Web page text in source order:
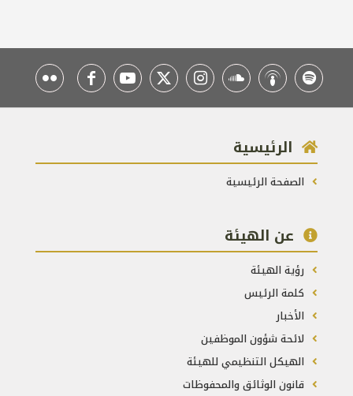
الرئيسية
الصفحة الرئيسية
عن الهيئة
رؤية الهيئة
كلمة الرئيس
الأخبار
لائحة شؤون الموظفين
الهيكل التنظيمي للهيئة
قانون الوثائق والمحفوظات